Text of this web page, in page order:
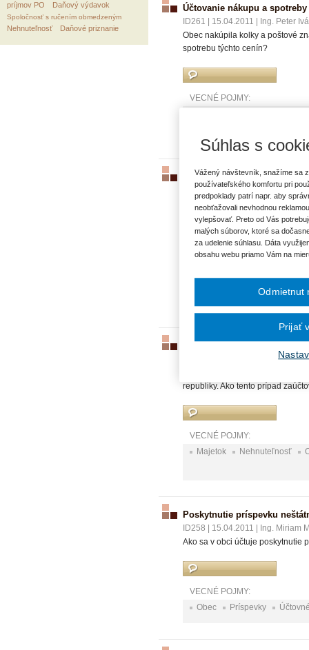
príjmov PO
Daňový výdavok
Spoločnosť s ručením obmedzeným
Nehnuteľnosť Daňové priznanie
Účtovanie nákupu a
ID261 15.04.2011
Ing. Peter
Obec nakúpila kolky a poštové
spotrebu týchto cenín?
VECNÉ POJMY:
Obstaranie dopravného
ID260 15.04.2011
Ing. Peter
Obec obstarala dopravný
rozpočtu. Aký je správny
Ing. Peter
republiky. Ako tento prípad
VECNÉ POJMY:
Majetok
Nehnuteľnosť
Poskytnutie príspevku
ID258 15.04.2011
Ing. Miriam
Ako sa v obci účtuje poskytnutie
VECNÉ POJMY:
Obec
Príspevky
Súhlas s
Vážený návštevník, snažíme sa
používateľského komfortu pri
predpoklady patrí napr. aby
neobťažovali nevhodnou
vylepšovať. Preto od Vás
malých súborov, ktoré sa
za udelenie súhlasu. Dáta
obsahu webu priamo Vám na
Odmietnut
Prijať